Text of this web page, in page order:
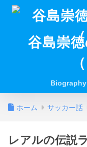
谷島崇
Biography
ホーム サッカー話
レアルの伝説